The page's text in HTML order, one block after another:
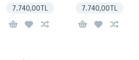
7.740,00TL
7.740,00TL